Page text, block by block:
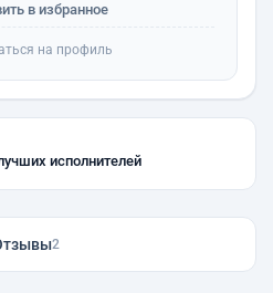
в избранное
на профиль
исполнителей
2